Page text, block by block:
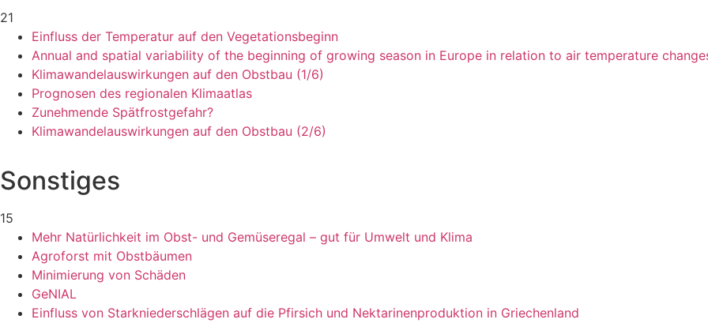
21
Einfluss der Temperatur auf den Vegetationsbeginn
Annual and spatial variability of the beginning of growing season in Europe in relation to air temperature
Klimawandelauswirkungen auf den Obstbau (1/6)
Prognosen des regionalen Klimaatlas
Zunehmende Spätfrostgefahr?
Klimawandelauswirkungen auf den Obstbau (2/6)
Sonstiges
15
Mehr Natürlichkeit im Obst- und Gemüseregal – gut für Umwelt und Klima
Agroforst mit Obstbäumen
Minimierung von Schäden
GeNIAL
Einfluss von Starkniederschlägen auf die Pfirsich und Nektarinenproduktion in Griechenland